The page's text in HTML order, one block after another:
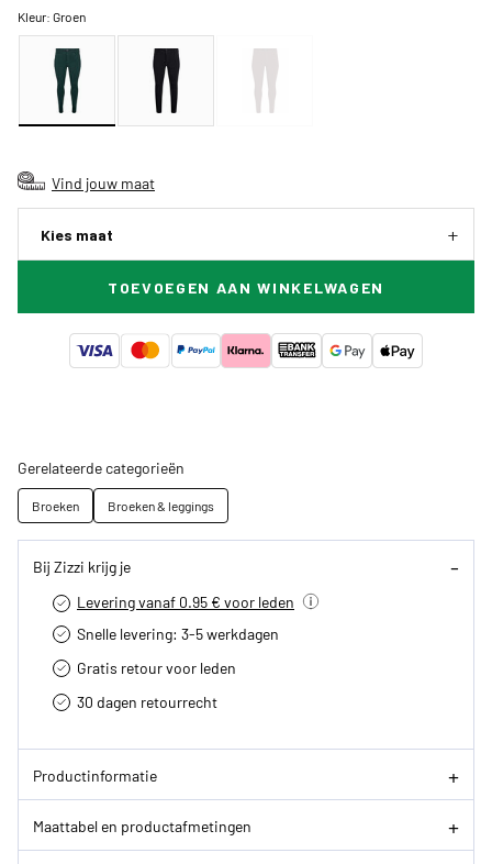
Kleur:Groen
Vind jouw maat
Kies maat
TOEVOEGEN AAN WINKELWAGEN
Gerelateerde categorieën
Broeken Broeken & leggings
Bij Zizzi krijg je
Levering vanaf 0.95 € voor leden
Snelle levering: 3-5 werkdagen
Gratis retour voor leden
30 dagen retourrecht­
Productinformatie
Maattabel en productafmetingen